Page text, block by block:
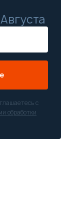
с
обработки